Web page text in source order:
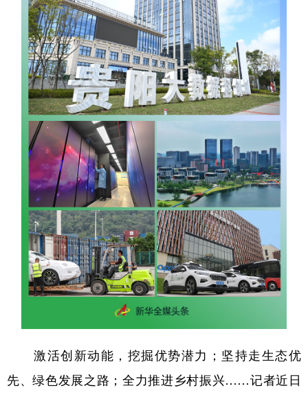
学术中国 乡村振兴 银龄 溯源中国
城市 旅游 能源 会展
彩票 娱乐 时尚 悦读
公益 一带一路 亚太网 上市公司
文化产业
地方频道
北京 天津 河北
辽宁 吉林 上海 江苏
浙江 安徽 福建 江西
河南 湖北
四川 贵州 云南 西藏
激活创新动能，挖掘优势潜力；坚持走生态优
先、绿色发展之路；全力推进乡村振兴……记者近日